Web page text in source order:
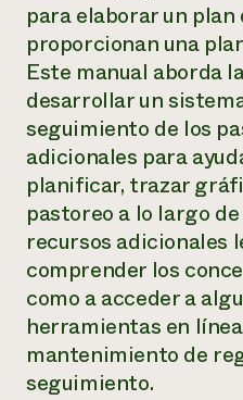
para elaborar un plan
proporcionan una
Este manual aborda
desarrollar un
seguimiento de los
adicionales para
planificar, trazar
pastoreo a lo largo
recursos adicionales
comprender los
como a acceder a
herramientas en
mantenimiento de
seguimiento.